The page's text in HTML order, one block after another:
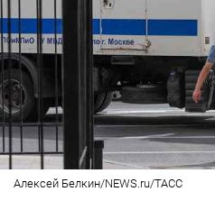
Алексей Белкин/NEWS.ru/ТАСС